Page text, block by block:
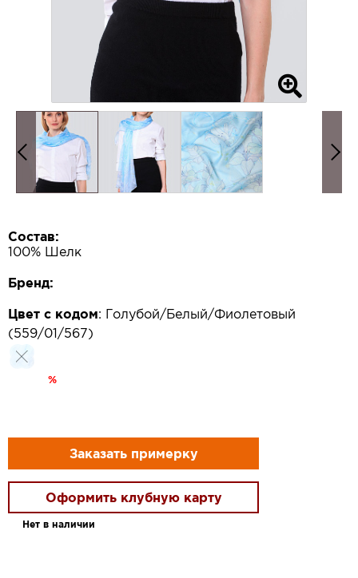
Состав:
100% Шелк
Бренд:
Цвет с кодом: Голубой/Белый/Фиолетовый
(559/01/567)
%
Заказать примерку
Оформить клубную карту
Нет в наличии